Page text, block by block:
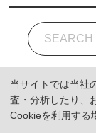
当サイトでは当社
査・分析したり、
Cookieを利用する